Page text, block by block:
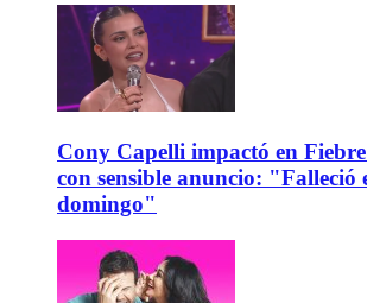
Cony Capelli impactó en
con sensible anuncio: "Falleció
domingo"